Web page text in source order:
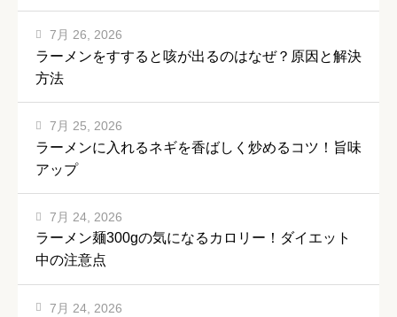
ラーメンをすすると咳が出るのはなぜ？原因と解決
方法
7月 26, 2026
ラーメンに入れるネギを香ばしく炒めるコツ！旨味
アップ
7月 25, 2026
ラーメン麺300gの気になるカロリー！ダイエット
中の注意点
7月 24, 2026
7月 24, 2026